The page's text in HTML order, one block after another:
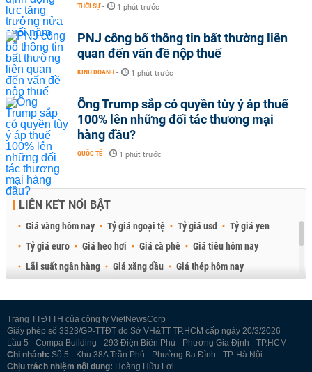
THỜI SỰ - 1 phút trước
PNJ công bố thông tin bất thường liên
quan đến vấn đề nộp thuế
KINH DOANH - 1 phút trước
Ông Trump sắp có quyền tùy ý áp thuế
100% lên những đối tác thương mại
hàng đầu?
QUỐC TẾ - 1 phút trước
LIÊN KẾT NỔI BẬT
Giá vàng hôm nay Tỷ giá ngoại tệ Tỷ giá usd
Tỷ giá yen
Tỷ giá euro
Giá heo hơi Giá cà phê
Giá tiêu hôm nay
Lãi suất ngân hàng
Giá xăng dầu
Giá thép hôm nay
Trang TTĐTTH của công ty VietNewsCorp
Giấy phép số 3323/GP-TTĐT do Sở VH&TT TP.HCM cấp ngày 20/3/2026
Lầu 5 - Compa Building - 293 Điện Biên Phủ - Phường Gia Định - TP.HCM
Chi nhánh: Số 5 - Khu 38A Trần Phú - Phường Ba Đình - TP. Hà Nội
Chịu trách nhiệm nội dung: Hoàng Hữu Lợi